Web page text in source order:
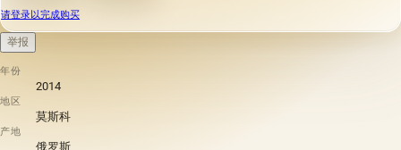
请登录以完成购买
举报
年份
2014
地区
莫斯科
产地
俄罗斯